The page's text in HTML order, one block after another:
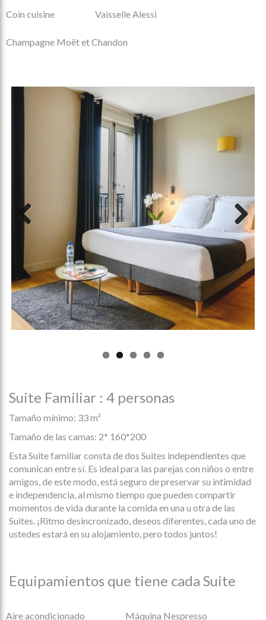
Coin cuisine Vaisselle Alessi
Champagne Moët et Chandon
Next
Suite Familiar : 4 personas
Tamaño mínimo: 33 m²
Tamaño de las camas: 2* 160*200
Esta Suite familiar consta de dos Suites independientes que
comunican entre sí. Es ideal para las parejas con niños o entre
amigos, de este modo, está seguro de preservar su intimidad
e independencia, al mismo tiempo que pueden compartir
momentos de vida durante la comida en una u otra de las
Suites. ¡Ritmo desincronizado, deseos diferentes, cada uno de
ustedes estará en su alojamiento, pero todos juntos!
Equipamientos que tiene cada Suite
Aire acondicionado Máquina Nespresso